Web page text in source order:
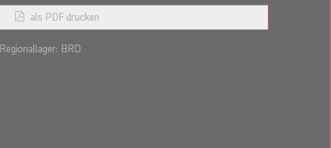
als PDF drucken
Regionallager: BRD